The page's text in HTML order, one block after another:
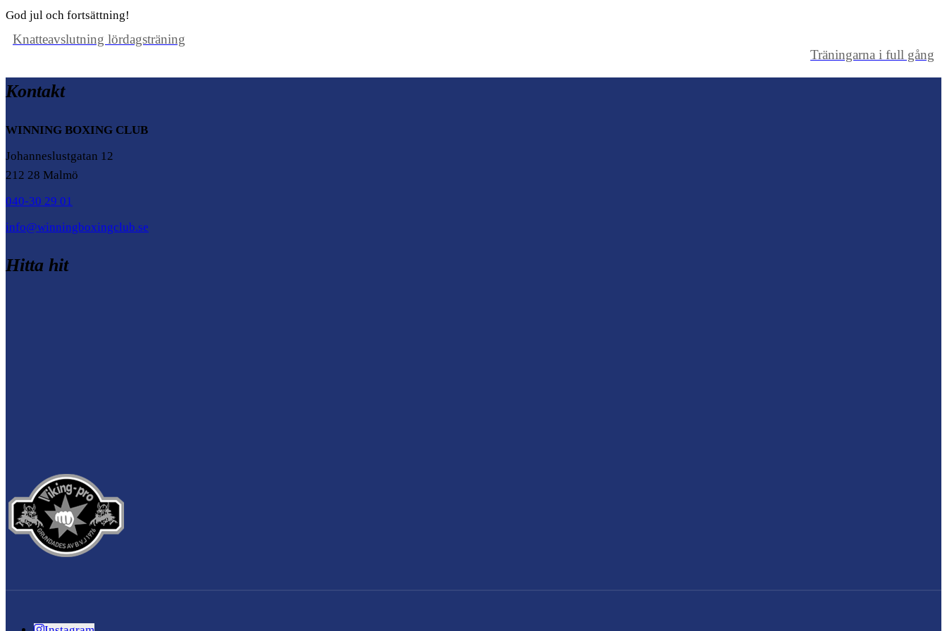
God jul och fortsättning!
Knatteavslutning lördagsträning
Träningarna i full gång
Kontakt
WINNING BOXING CLUB
Johanneslustgatan 12
212 28 Malmö
040-30 29 01
info@winningboxingclub.se
Hitta hit